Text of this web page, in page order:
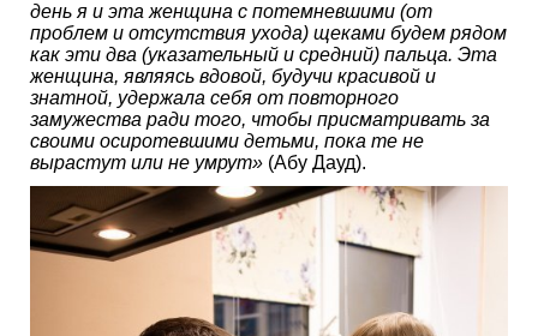
день я и эта женщина с потемневшими (от
проблем и отсутствия ухода) щеками будем рядом
как эти два (указательный и средний) пальца. Эта
женщина, являясь вдовой, будучи красивой и
знатной, удержала себя от повторного
замужества ради того, чтобы присматривать за
своими осиротевшими детьми, пока те не
вырастут или не умрут» (Абу Дауд).